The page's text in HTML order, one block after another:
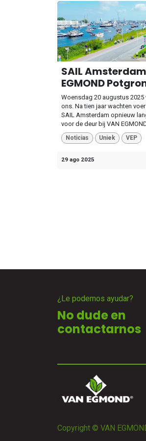
SAIL
EGMOND
Woensdag 20 augustus
ons. Na tien jaar wachten
SAIL Amsterdam opnieuw
voor de deur bij VAN
Noticias Uniek VEP
29 ago 2025
¿Le podemos ayudar?
No dude en
contactarnos
Copyright © VAN